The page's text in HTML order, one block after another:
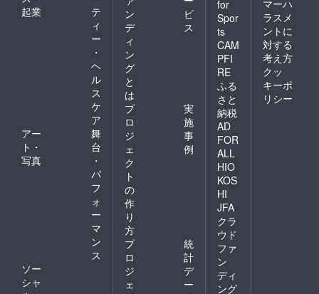
起業
テ
ィ
ー
・
ヘ
ル
ス
ケ
ア
アー
ト・
写真
舞
台
・
パ
フ
ォ
ー
マ
ン
ス
ソー
シャ
ン
デ
ィ
ン
グ
と
は
ビ
ス
プ
ロ
ジ
ェ
ク
ト
の
作
り
方
実
施
事
例
プ
ロ
ジ
ェ
統
計
デ
ー
for
Spor
ts
CAM
PFI
RE
ふる
さと
納税
AD
FOR
ALL
HIO
KOS
HI
JFA
クラ
ウド
ファ
ン
ディ
ング
マーハ
ラスメ
ントに
対する
考え方
クッ
キーポ
リシー